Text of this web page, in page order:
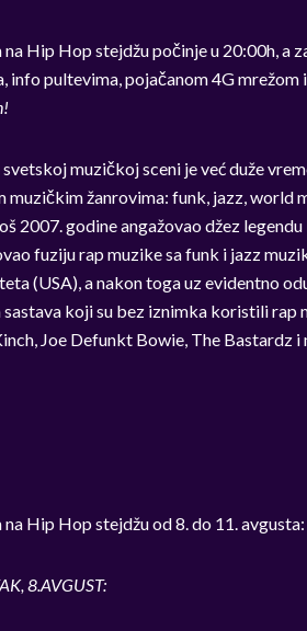
Hip Hop stejdžu počinje u 20:00h, a
info pultevima, pojačanom 4G
svetskoj muzičkoj sceni je već duže
muzičkim žanrovima: funk, jazz, world
2007. godine angažovao džez
fuziju rap muzike sa funk i jazz
(USA), a nakon toga uz evidentno
koji su bez iznimka koristili rap
Joe Defunkt Bowie, The Bastardz i
Hip Hop stejdžu od 8. do 11. avgusta:
8.AVGUST: